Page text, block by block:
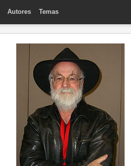
Autores Temas